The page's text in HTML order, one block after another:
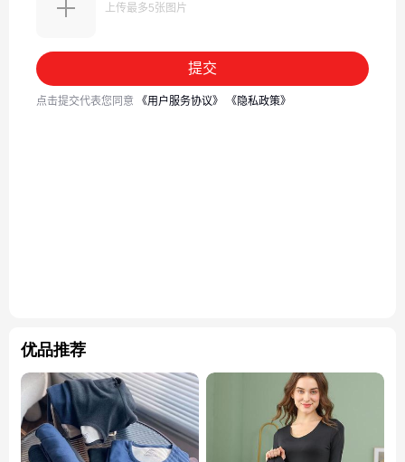
优品推荐